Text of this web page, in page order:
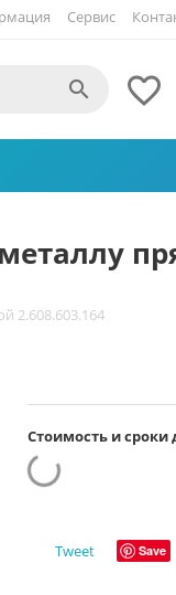
Сервис


2.608.603.164
Стоимость и сроки
Tweet Save